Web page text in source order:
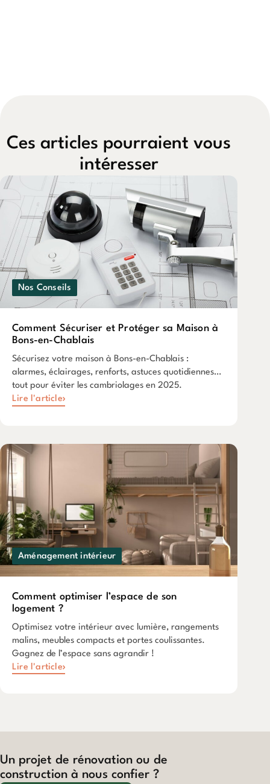
Ces articles pourraient vous
intéresser
Nos Conseils
Comment Sécuriser et Protéger sa Maison à
Bons-en-Chablais
Sécurisez votre maison à Bons-en-Chablais :
alarmes, éclairages, renforts, astuces quotidiennes…
tout pour éviter les cambriolages en 2025.
Lire l'article
Aménagement intérieur
Comment optimiser l’espace de son
logement ?
Optimisez votre intérieur avec lumière, rangements
malins, meubles compacts et portes coulissantes.
Gagnez de l’espace sans agrandir !
Lire l'article
Un projet de rénovation ou de
construction à nous confier ?